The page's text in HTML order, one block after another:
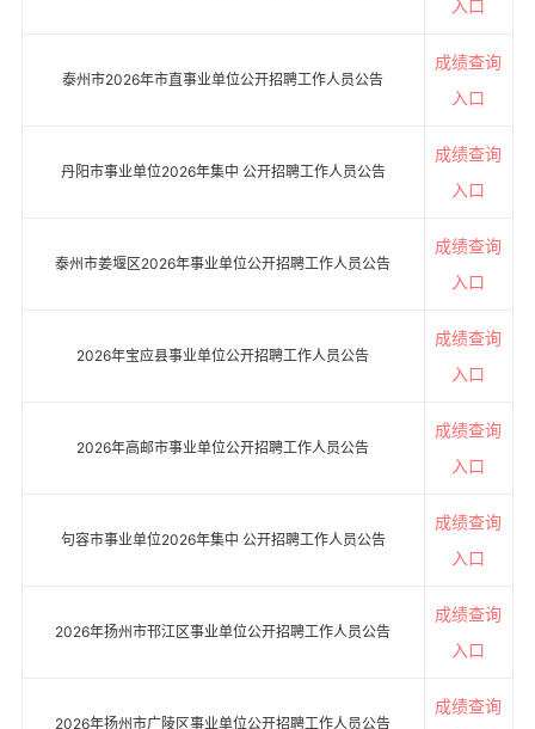
入口
泰州市2026年市直事业单位公开招聘工作人员公告
成绩查询
入口
丹阳市事业单位2026年集中 公开招聘工作人员公告
成绩查询
入口
泰州市姜堰区2026年事业单位公开招聘工作人员公告
成绩查询
入口
2026年宝应县事业单位公开招聘工作人员公告
成绩查询
入口
2026年高邮市事业单位公开招聘工作人员公告
成绩查询
入口
句容市事业单位2026年集中 公开招聘工作人员公告
成绩查询
入口
2026年扬州市邗江区事业单位公开招聘工作人员公告
成绩查询
入口
2026年扬州市广陵区事业单位公开招聘工作人员公告
成绩查询